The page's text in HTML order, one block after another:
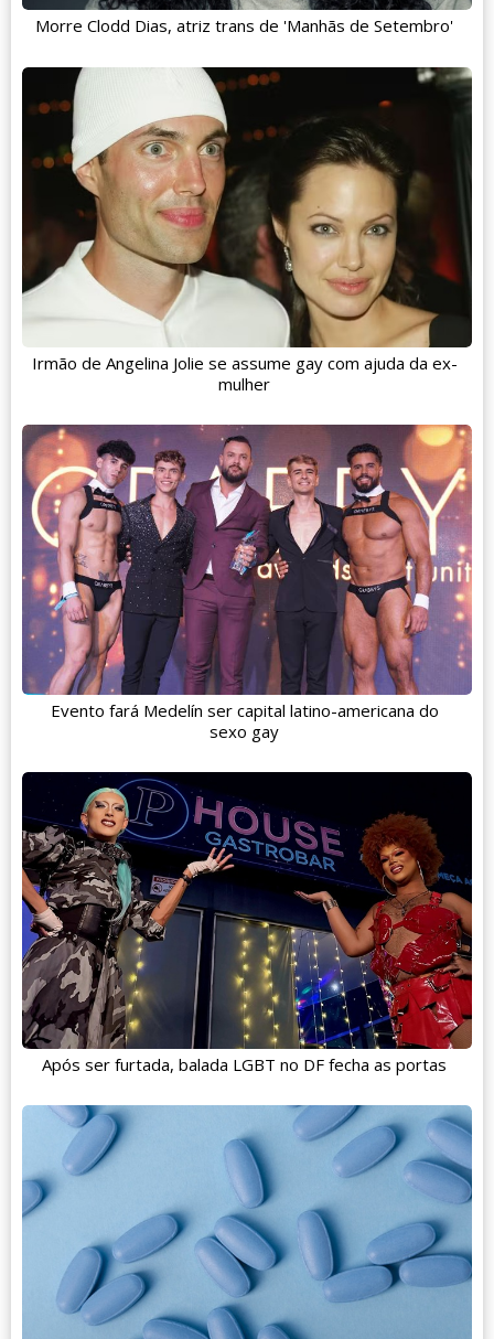
Morre Clodd Dias, atriz trans de 'Manhãs de Setembro'
Irmão de Angelina Jolie se assume gay com ajuda da ex-
mulher
Evento fará Medelín ser capital latino-americana do
sexo gay
Após ser furtada, balada LGBT no DF fecha as portas